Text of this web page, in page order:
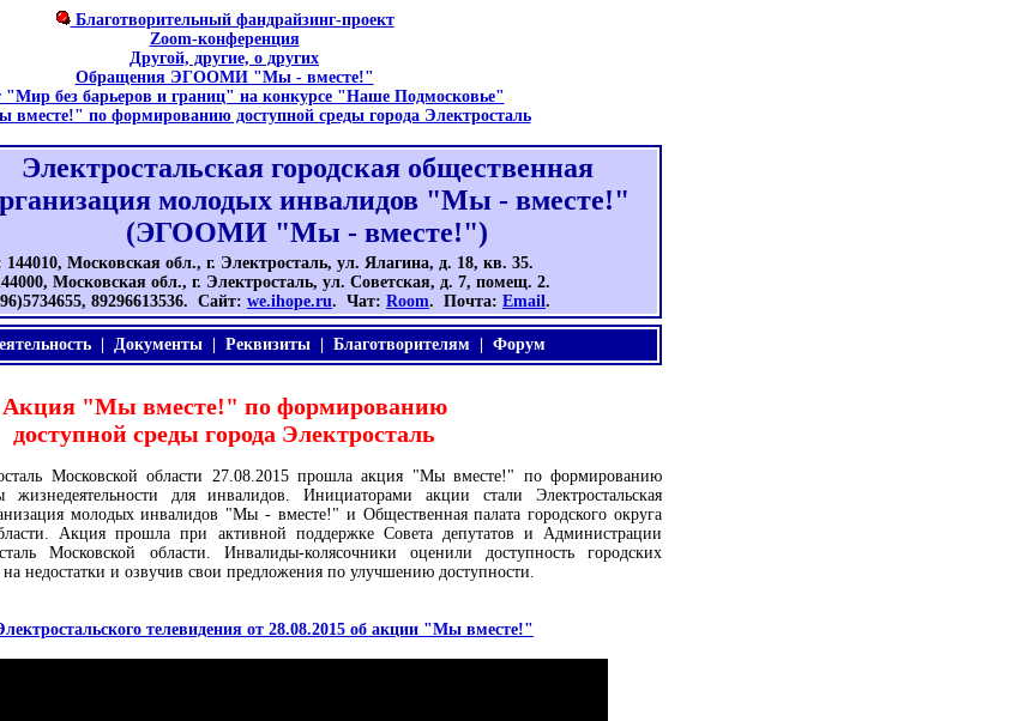
Благотворительный фандрайзинг-проект
Zoom-конференция
Другой, другие, о других
Обращения ЭГООМИ "Мы - вместе!"
"Мир без барьеров и границ" на конкурсе "Наше Подмосковье"
по формированию доступной среды города Электросталь
Электростальская городская общественная
молодых инвалидов "Мы - вместе!"
(ЭГООМИ "Мы - вместе!")
Московская обл., г. Электросталь, ул. Ялагина, д. 18, кв. 35.
Московская обл., г. Электросталь, ул. Советская, д. 7, помещ. 2.
89296613536. Сайт: we.ihope.ru. Чат: Room. Почта: Email.
Документы Реквизиты Благотворителям Форум
Акция "Мы вместе!" по формированию
доступной среды города Электросталь
Московской области 27.08.2015 прошла акция "Мы вместе!" по формированию
жизнедеятельности для инвалидов. Инициаторами акции стали Электростальская
молодых инвалидов "Мы - вместе!" и Общественная палата городского округа
Акция прошла при активной поддержке Совета депутатов и Администрации
Московской области. Инвалиды-колясочники оценили доступность городских
на недостатки и озвучив свои предложения по улучшению доступности.
телевидения от 28.08.2015 об акции "Мы вместе!"